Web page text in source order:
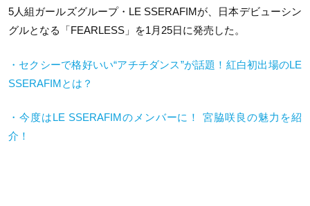
5人組ガールズグループ・LE SSERAFIMが、日本デビューシン
グルとなる「FEARLESS」を1月25日に発売した。
・セクシーで格好いい“アチチダンス”が話題！紅白初出場のLE
SSERAFIMとは？
・今度はLE SSERAFIMのメンバーに！ 宮脇咲良の魅力を紹
介！